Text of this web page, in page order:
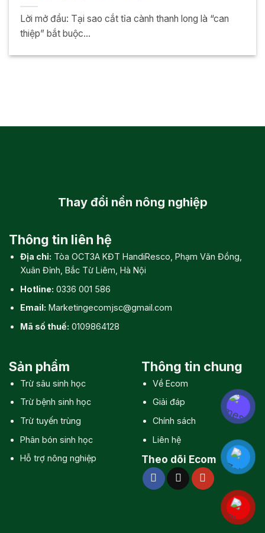
Lời mở đầu: Tại sao cắt tỉa cành thanh long là “can
thiệp” bắt buộc...
Thay đổi nền nông nghiệp
Thông tin liên hệ
Địa chỉ: Tòa OCT3A KĐT HandiResco, Phạm Văn Đồng,
Xuân Đỉnh, Bắc Từ Liêm, Hà Nội
Hotline: 0336 001 586
Email: Marketingecomjsc@gmail.com
Mã số thuế: 0109864128
Sản phẩm
Trừ sâu sinh học
Trừ bệnh sinh học
Trừ tuyến trùng
Phân bón sinh học
Hỗ trợ nông nghiệp
Thông tin chung
Về Ecom
Giải đáp
Chính sách
Liên hệ
Theo dõi Ecom